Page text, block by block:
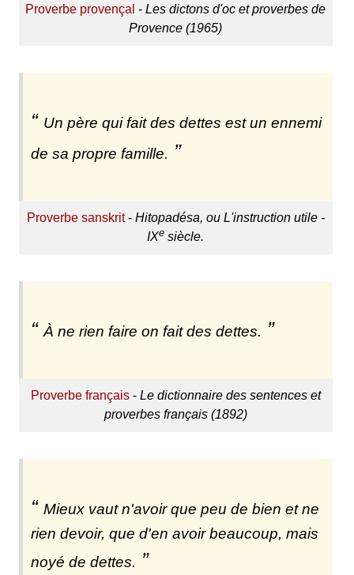
Proverbe provençal -Les dictons d'oc et proverbes de
Provence (1965)
Un père qui fait des dettes est un ennemi
de sa propre famille.
Proverbe sanskrit- Hitopadésa, ou L'instruction utile -
IXe siècle.
À ne rien faire on fait des dettes.
Proverbe français- Le dictionnaire des sentences et
proverbes français (1892)
Mieux vaut n'avoir que peu de bien et ne
rien devoir, que d'en avoir beaucoup, mais
noyé de dettes.